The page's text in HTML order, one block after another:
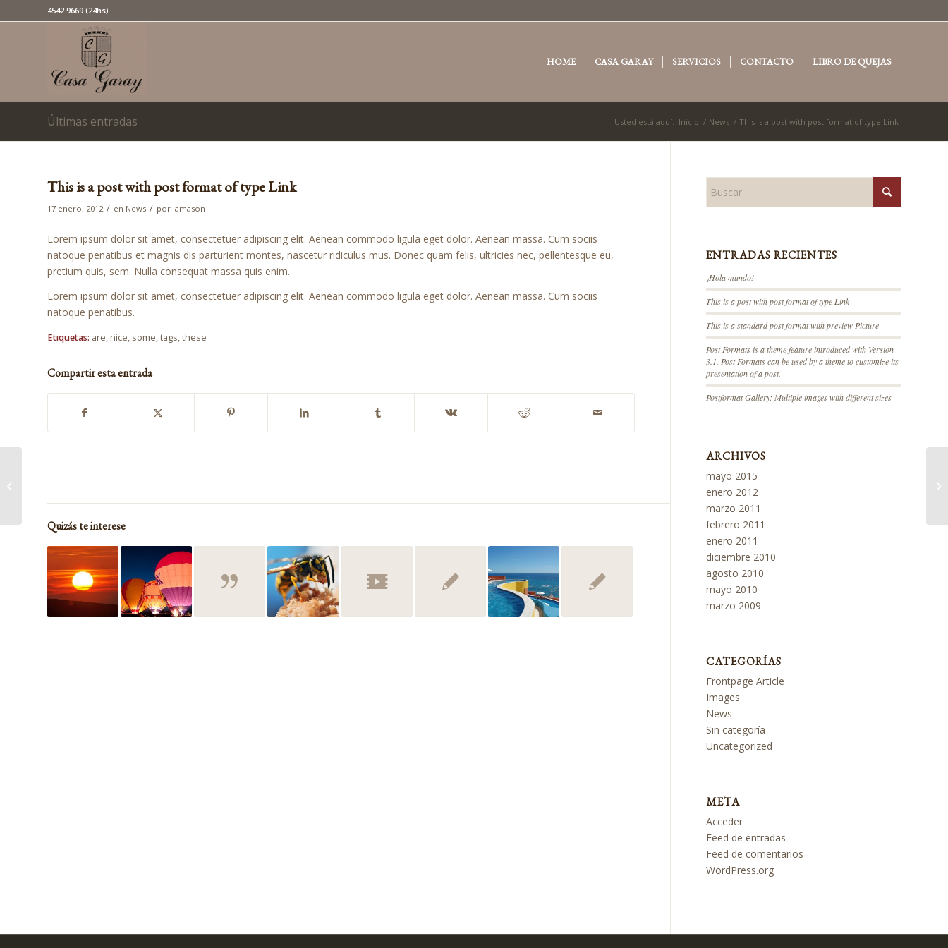
4542 9669 (24hs)
HOME CASA GARAY SERVICIOS CONTACTO LIBRO DE QUEJAS
Últimas entradas Usted está aquí: Inicio / News / This is a post with post format of type Link
This is a post with post format of type Link
17 enero, 2012 / en News / por lamason
Lorem ipsum dolor sit amet, consectetuer adipiscing elit. Aenean commodo ligula eget dolor. Aenean massa. Cum sociis
natoque penatibus et magnis dis parturient montes, nascetur ridiculus mus. Donec quam felis, ultricies nec, pellentesque eu,
pretium quis, sem. Nulla consequat massa quis enim.
Lorem ipsum dolor sit amet, consectetuer adipiscing elit. Aenean commodo ligula eget dolor. Aenean massa. Cum sociis
natoque penatibus.
Etiquetas: are, nice, some,tags,these
Compartir esta entrada
Quizás te interese
ENTRADAS RECIENTES
¡Hola mundo!
This is a post with post format of type Link
This is a standard post format with preview Picture
Post Formats is a theme feature introduced with Version
3.1. Post Formats can be used by a theme to customize its
presentation of a post.
Postformat Gallery: Multiple images with different sizes
ARCHIVOS
mayo 2015
enero 2012
marzo 2011
febrero 2011
enero 2011
diciembre 2010
agosto 2010
mayo 2010
marzo 2009
CATEGORÍAS
Frontpage Article
Images
News
Sin categoría
Uncategorized
META
Acceder
Feed de entradas
Feed de comentarios
WordPress.org
Picture